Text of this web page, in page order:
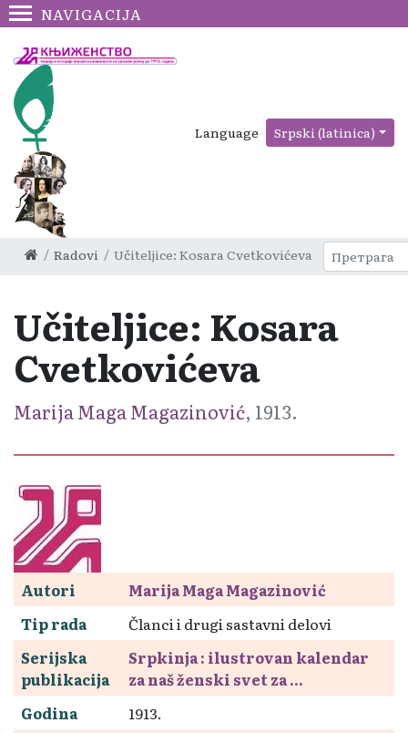
NAVIGACIJA
Language Srpski (latinica)
Radovi Učiteljice: Kosara Cvetkovićeva
Učiteljice: Kosara
Cvetkovićeva
Marija Maga Magazinović, 1913.
Autori
Marija Maga Magazinović
Tip rada
Članci i drugi sastavni delovi
Serijska
publikacija
Srpkinja : ilustrovan kalendar
za naš ženski svet za ...
Godina
1913.